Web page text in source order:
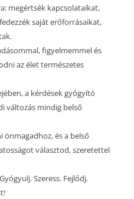
megértsék kapcsolataikat,
saját erőforrásaikat,
figyelmemmel és
az élet természetes
a kérdések gyógyító
változás mindig belső
önmagadhoz, és a belső
választod, szeretettel
Szeress. Fejlődj.